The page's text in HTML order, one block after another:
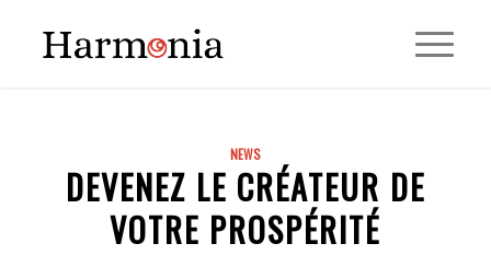
NEWS
DEVENEZ LE CRÉATEUR DE
VOTRE PROSPÉRITÉ